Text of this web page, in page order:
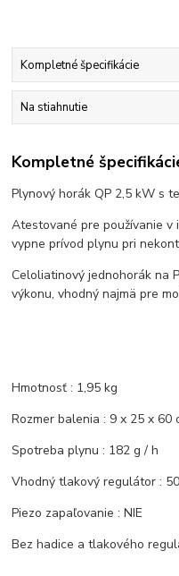
Kompletné špecifikácie
Na stiahnutie
Kompletné
Plynový horák QP 2,5 kW s
Atestované pre používanie v
vypne prívod plynu pri
Celoliatinový jednohorák na
výkonu, vhodný najmä pre
Hmotnosť : 1,95 kg
Rozmer balenia : 9 x 25 x 60
Spotreba plynu : 182 g / h
Vhodný tlakový regulátor :
Piezo zapaľovanie : NIE
Bez hadice a tlakového